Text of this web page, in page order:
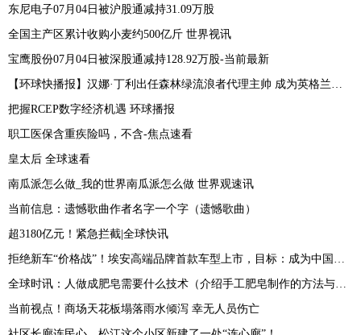
东尼电子07月04日被沪股通减持31.09万股
全国主产区累计收购小麦约500亿斤 世界视讯
宝鹰股份07月04日被深股通减持128.92万股-当前最新
把握RCEP数字经济机遇 环球播报
职工医保含重疾险吗，不含-焦点速看
皇太后 全球速看
南瓜派怎么做_我的世界南瓜派怎么做 世界观速讯
当前信息：遗憾歌曲作者名字一个字（遗憾歌曲）
超3180亿元！紧急拦截|全球快讯
当前视点！商场天花板塌落雨水倾泻 幸无人员伤亡